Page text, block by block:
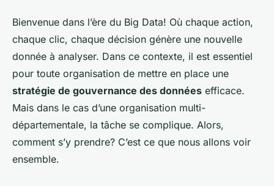
Bienvenue dans l’ère du Big Data! Où chaque action,
chaque clic, chaque décision génère une nouvelle
donnée à analyser. Dans ce contexte, il est essentiel
pour toute organisation de mettre en place une
stratégie de gouvernance des données efficace.
Mais dans le cas d’une organisation multi-
départementale, la tâche se complique. Alors,
comment s’y prendre? C’est ce que nous allons voir
ensemble.